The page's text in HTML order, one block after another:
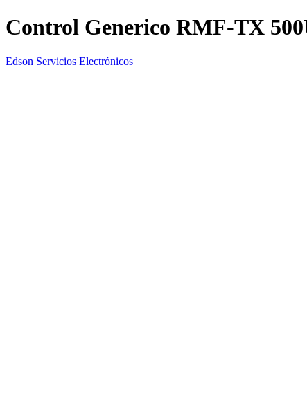
Control Generico RMF-TX
Edson Servicios Electrónicos